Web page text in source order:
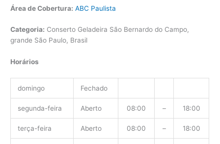
Área de Cobertura: ABC Paulista
Categoria: Conserto Geladeira São Bernardo do Campo,
grande São Paulo, Brasil
Horários
domingo Fechado
segunda-feira Aberto 08:00 – 18:00
terça-feira Aberto 08:00 – 18:00